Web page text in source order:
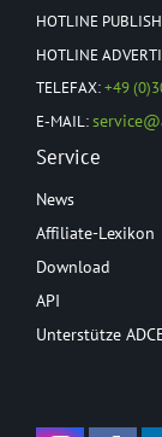
HOTLINE
HOTLINE
TELEFAX:+49
E-MAIL:
Service
News
Affiliate-Lexikon
Download
API
Unterstütze